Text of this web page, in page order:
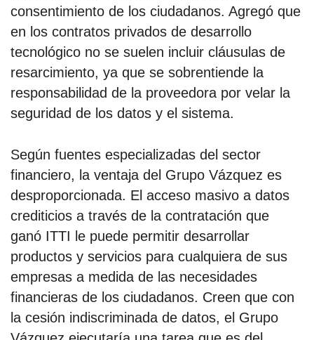
consentimiento de los ciudadanos. Agregó que
en los contratos privados de desarrollo
tecnológico no se suelen incluir cláusulas de
resarcimiento, ya que se sobrentiende la
responsabilidad de la proveedora por velar la
seguridad de los datos y el sistema.
Según fuentes especializadas del sector
financiero, la ventaja del Grupo Vázquez es
desproporcionada. El acceso masivo a datos
crediticios a través de la contratación que
ganó ITTI le puede permitir desarrollar
productos y servicios para cualquiera de sus
empresas a medida de las necesidades
financieras de los ciudadanos. Creen que con
la cesión indiscriminada de datos, el Grupo